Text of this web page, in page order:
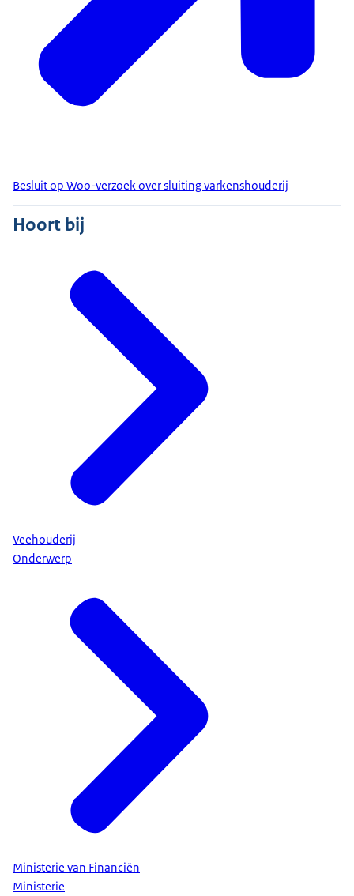
Besluit op Woo-verzoek over sluiting varkenshouderij
Hoort bij
Veehouderij
Onderwerp
Ministerie van Financiën
Ministerie